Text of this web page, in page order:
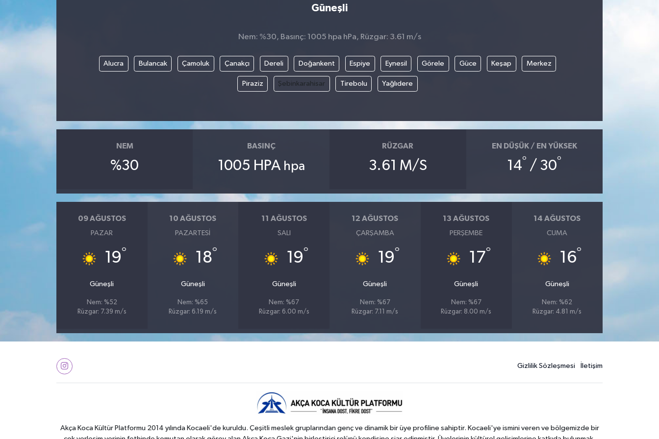
Güneşli
Nem: %30, Basınç: 1005 hpa hPa, Rüzgar: 3.61 m/s
Alucra Bulancak Çamoluk Çanakçı Dereli Doğankent Espiye Eynesil Görele Güce Keşap Merkez
Piraziz Şebinkarahisar Tirebolu Yağlıdere
NEM
%30
BASINÇ
1005 HPA hpa
RÜZGAR
3.61 M/S
EN DÜŞÜK / EN YÜKSEK
14° / 30°
09 AĞUSTOS
PAZAR
19°
Güneşli
Nem: %52
Rüzgar: 7.39 m/s
10 AĞUSTOS
PAZARTESI
18°
Güneşli
Nem: %65
Rüzgar: 6.19 m/s
11 AĞUSTOS
SALI
19°
Güneşli
Nem: %67
Rüzgar: 6.00 m/s
12 AĞUSTOS
ÇARŞAMBA
19°
Güneşli
Nem: %67
Rüzgar: 7.11 m/s
13 AĞUSTOS
PERŞEMBE
17°
Güneşli
Nem: %67
Rüzgar: 8.00 m/s
14 AĞUSTOS
CUMA
16°
Güneşli
Nem: %62
Rüzgar: 4.81 m/s
Gizlilik Sözleşmesi İletişim
Akça Koca Kültür Platformu 2014 yılında Kocaeli'de kuruldu. Çeşitli meslek gruplarından genç ve dinamik bir üye profiline sahiptir. Kocaeli'ye ismini veren ve bölgemizde bir
Yönetim Kurulu